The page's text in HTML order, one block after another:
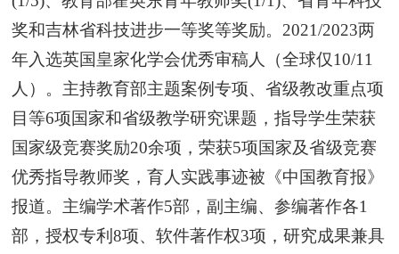
奖和吉林省科技进步一等奖等奖励。2021/2023两
年入选英国皇家化学会优秀审稿人（全球仅10/11
人）。主持教育部主题案例专项、省级教改重点项
目等6项国家和省级教学研究课题，指导学生荣获
国家级竞赛奖励20余项，荣获5项国家及省级竞赛
优秀指导教师奖，育人实践事迹被《中国教育报》
报道。主编学术著作5部，副主编、参编著作各1
部，授权专利8项、软件著作权3项，研究成果兼具